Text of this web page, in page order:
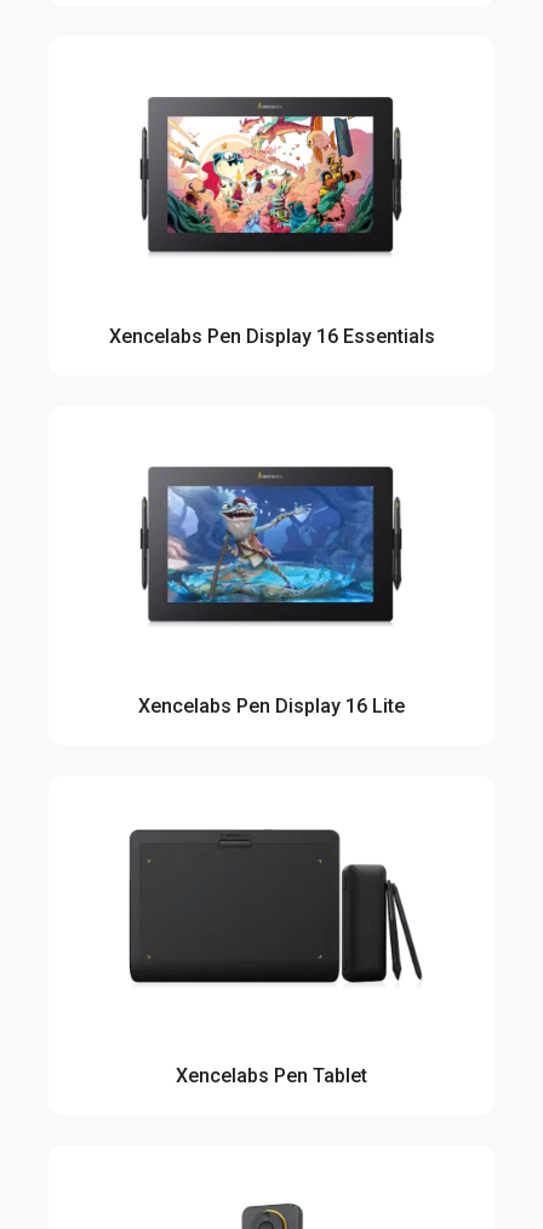
Xencelabs Pen Display 16 Essentials
Xencelabs Pen Display 16 Lite
Xencelabs Pen Tablet